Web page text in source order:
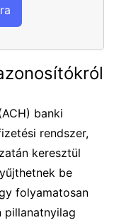
banki
rendszer,
keresztül
be
folyamatosan
pillanatnyilag